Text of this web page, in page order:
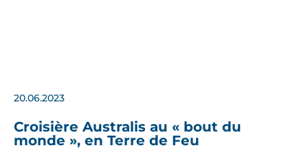
20.06.2023
Croisière Australis au « bout du
monde », en Terre de Feu